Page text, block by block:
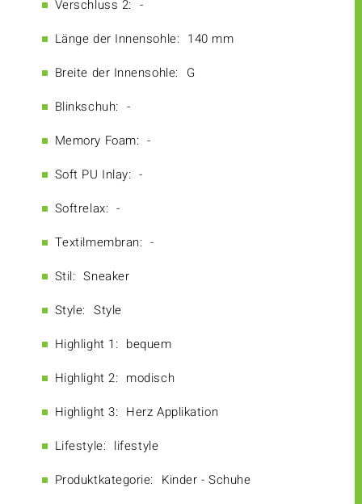
Verschluss 2: -
Länge der Innensohle: 140 mm
Breite der Innensohle: G
Blinkschuh: -
Memory Foam: -
Soft PU Inlay: -
Softrelax: -
Textilmembran: -
Stil: Sneaker
Style: Style
Highlight 1: bequem
Highlight 2: modisch
Highlight 3: Herz Applikation
Lifestyle: lifestyle
Produktkategorie: Kinder - Schuhe